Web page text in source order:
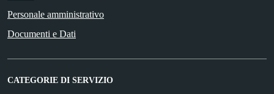
Personale amministrativo
Documenti e Dati
CATEGORIE DI SERVIZIO